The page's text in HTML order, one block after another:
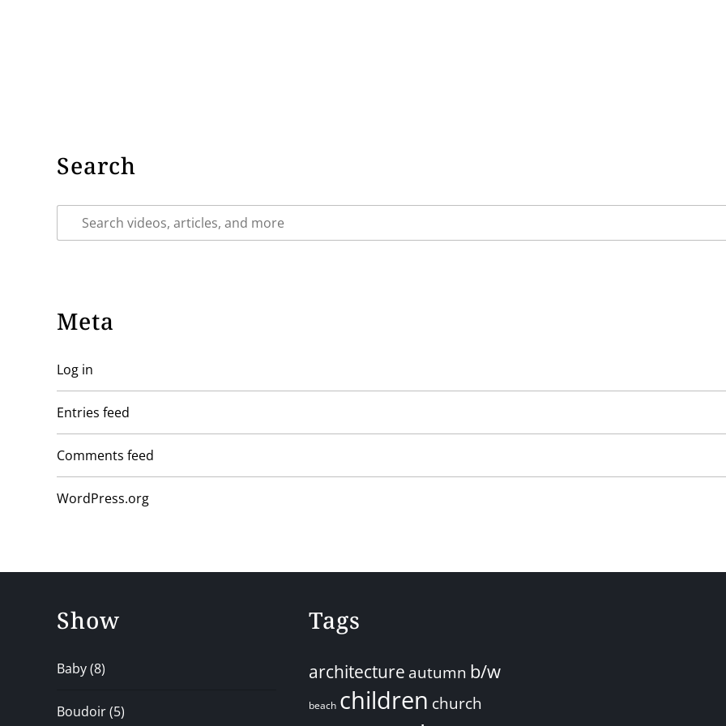
Search
Meta
Log in
Entries feed
Comments feed
WordPress.org
Show
Baby(8)
Boudoir(5)
Tags
architecture autumn b/w
beach children church